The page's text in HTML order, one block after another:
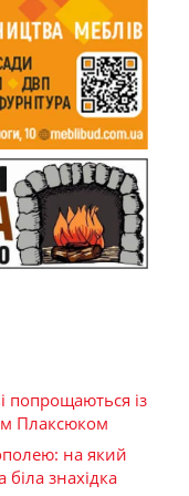
попрощаються із
Плаксюком
на який
знахідка